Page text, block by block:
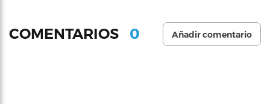
COMENTARIOS 0 Añadir comentario